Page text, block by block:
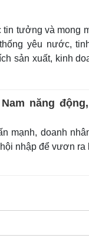
tưởng và mong
yêu nước,
sản xuất, kinh
năng
mạnh, doanh
nhập để vươn ra